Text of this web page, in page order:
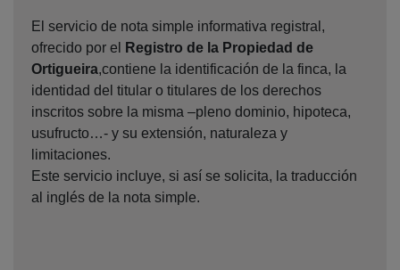
El servicio de nota simple informativa registral,
ofrecido por el
Registro de la Propiedad de
Ortigueira,contiene la identificación de la finca, la
identidad del titular o titulares de los derechos
inscritos sobre la misma –pleno dominio, hipoteca,
usufructo…- y su extensión, naturaleza y
limitaciones.
Este servicio incluye, si así se solicita, la traducción
al inglés de la nota simple.